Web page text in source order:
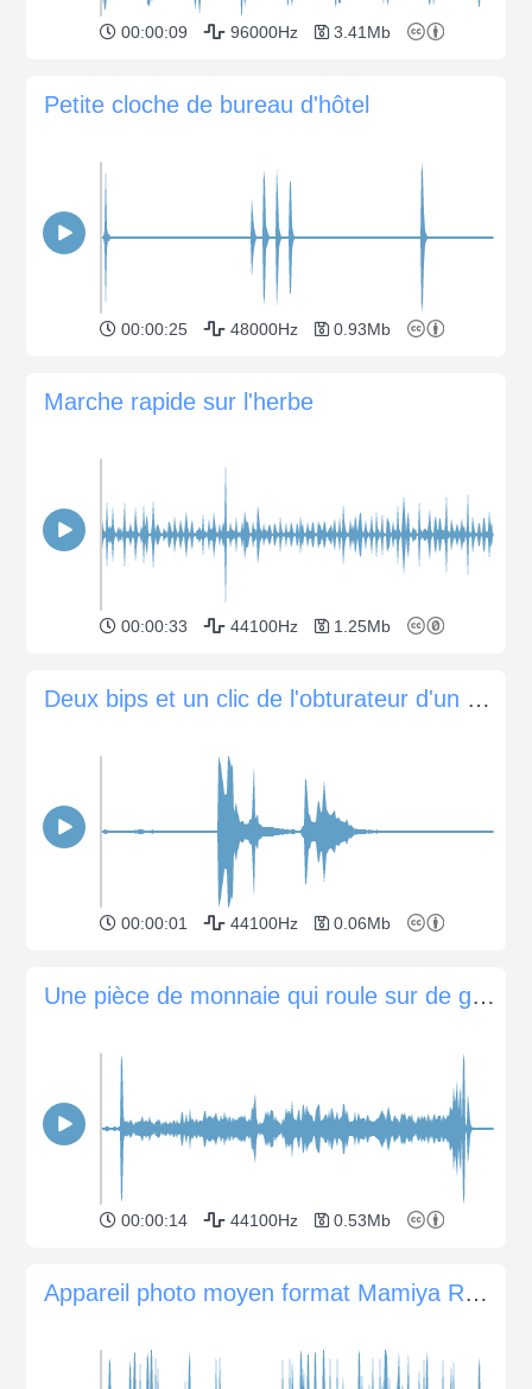
00:00:09 96000Hz 3.41Mb
Petite cloche de bureau d'hôtel
00:00:25 48000Hz 0.93Mb
Marche rapide sur l'herbe
00:00:33 44100Hz 1.25Mb
Deux bips et un clic de l'obturateur d'un appareil photo Canon EOS 60D
00:00:01 44100Hz 0.06Mb
Une pièce de monnaie qui roule sur de grandes spirales en forme d'entonnoir
00:00:14 44100Hz 0.53Mb
Appareil photo moyen format Mamiya RZ67 Pro II et objectif 65mm f/4.5 manipulation